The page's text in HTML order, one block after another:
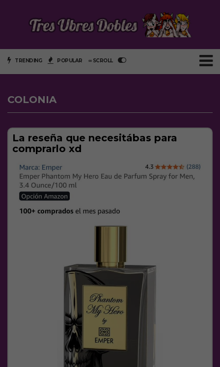
TRENDING POPULAR ∞ SCROLL
COLONIA
La reseña que necesitábas para
comprarlo xd